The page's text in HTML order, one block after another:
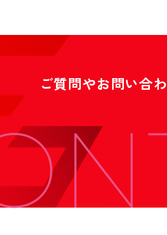
ご質問やお問い合